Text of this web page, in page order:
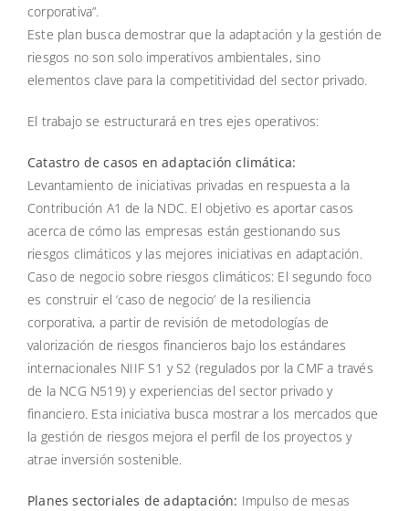
corporativa”.
Este plan busca demostrar que la adaptación y la gestión de
riesgos no son solo imperativos ambientales, sino
elementos clave para la competitividad del sector privado.
El trabajo se estructurará en tres ejes operativos:
Catastro de casos en adaptación climática:
Levantamiento de iniciativas privadas en respuesta a la
Contribución A1 de la NDC. El objetivo es aportar casos
acerca de cómo las empresas están gestionando sus
riesgos climáticos y las mejores iniciativas en adaptación.
Caso de negocio sobre riesgos climáticos: El segundo foco
es construir el ‘caso de negocio’ de la resiliencia
corporativa, a partir de revisión de metodologías de
valorización de riesgos financieros bajo los estándares
internacionales NIIF S1 y S2 (regulados por la CMF a través
de la NCG N519) y experiencias del sector privado y
financiero. Esta iniciativa busca mostrar a los mercados que
la gestión de riesgos mejora el perfil de los proyectos y
atrae inversión sostenible.
Planes sectoriales de adaptación: Impulso de mesas